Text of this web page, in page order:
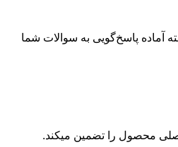
مهربان 7روز هفته آماده پاسخ‌گویی به سوالات شما
محصول را تضمین میکند.